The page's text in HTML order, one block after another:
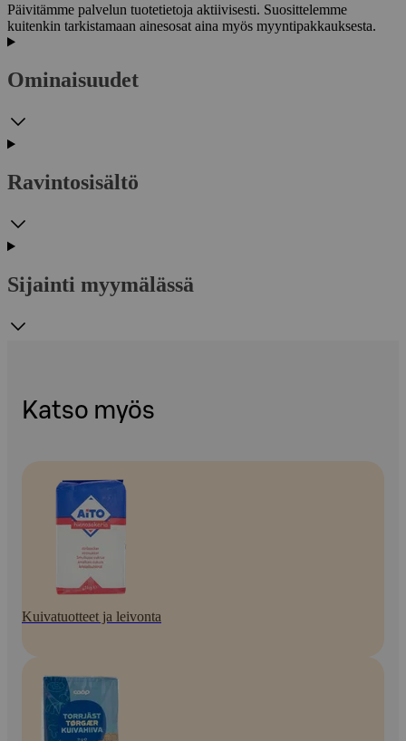
Päivitämme palvelun tuotetietoja aktiivisesti. Suosittelemme
kuitenkin tarkistamaan ainesosat aina myös myyntipakkauksesta.
Ominaisuudet
Ravintosisältö
Sijainti myymälässä
Katso myös
Kuivatuotteet ja leivonta